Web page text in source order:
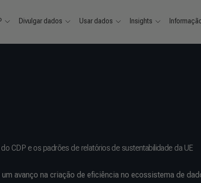
Divulgar dados Usar dados Insights
CDP e os padrões de relatórios de sustentabilidade da UE
avanço na criação de eficiência no ecossistema de